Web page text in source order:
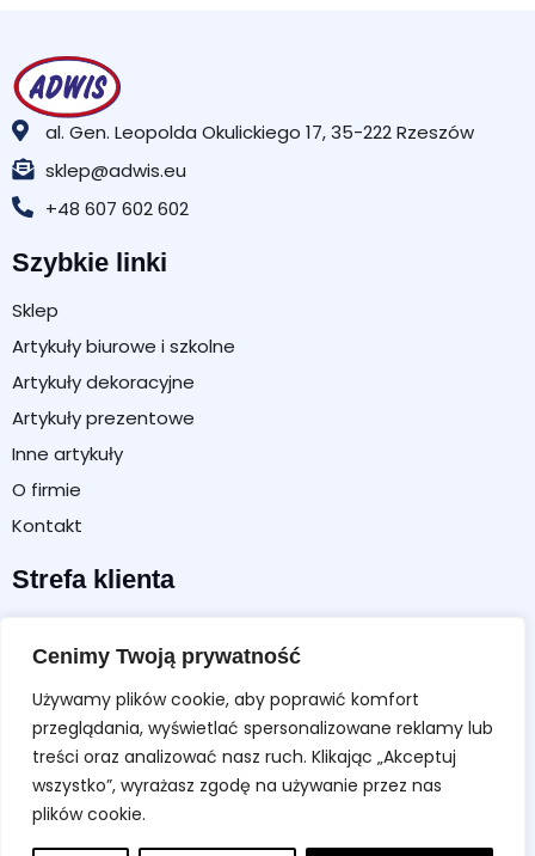
Cenimy Twoją prywatność
Używamy plików cookie, aby poprawić komfort
przeglądania, wyświetlać spersonalizowane reklamy lub
treści oraz analizować nasz ruch. Klikając „Akceptuj
wszystko”, wyrażasz zgodę na używanie przez nas
plików cookie.
al. Gen. Leopolda Okulickiego 17, 35-222 Rzeszów
sklep@adwis.eu
+48 607 602 602
Szybkie linki
Sklep
Artykuły biurowe i szkolne
Artykuły dekoracyjne
Artykuły prezentowe
Inne artykuły
O firmie
Kontakt
Strefa klienta
Koszyk
Formularz zwrotu / reklamacji
Regulamin sklepu
Polityka prywatności
Polityka cookies